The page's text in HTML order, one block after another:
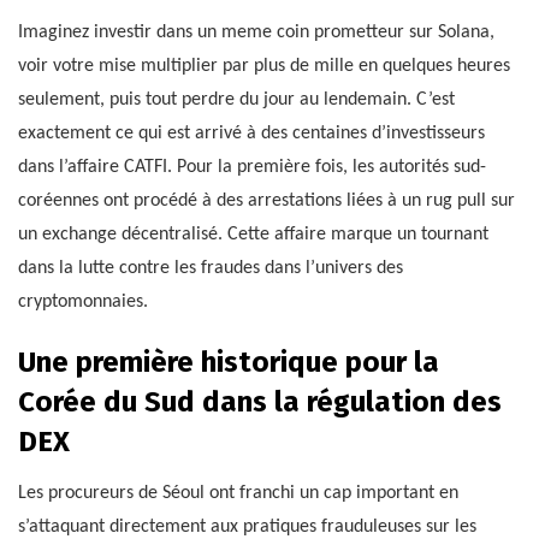
Imaginez investir dans un meme coin prometteur sur Solana,
voir votre mise multiplier par plus de mille en quelques heures
seulement, puis tout perdre du jour au lendemain. C’est
exactement ce qui est arrivé à des centaines d’investisseurs
dans l’affaire CATFI. Pour la première fois, les autorités sud-
coréennes ont procédé à des arrestations liées à un rug pull sur
un exchange décentralisé. Cette affaire marque un tournant
dans la lutte contre les fraudes dans l’univers des
cryptomonnaies.
Une première historique pour la
Corée du Sud dans la régulation des
DEX
Les procureurs de Séoul ont franchi un cap important en
s’attaquant directement aux pratiques frauduleuses sur les